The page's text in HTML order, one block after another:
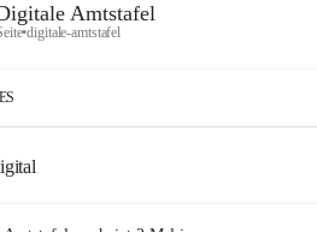
Amtstafel
•digitale-amtstafel